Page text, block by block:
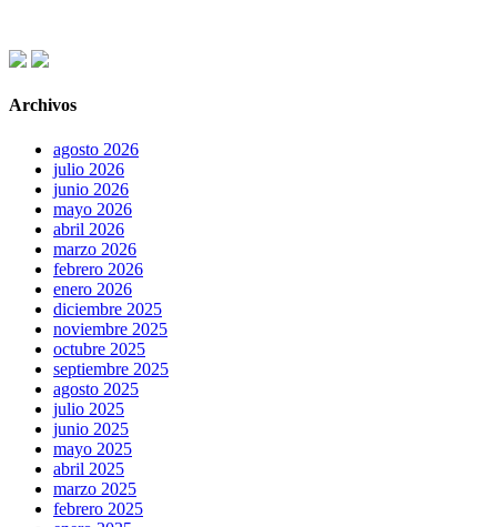
Archivos
agosto 2026
julio 2026
junio 2026
mayo 2026
abril 2026
marzo 2026
febrero 2026
enero 2026
diciembre 2025
noviembre 2025
octubre 2025
septiembre 2025
agosto 2025
julio 2025
junio 2025
mayo 2025
abril 2025
marzo 2025
febrero 2025